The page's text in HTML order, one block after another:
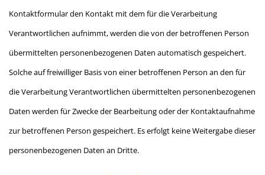
Kontaktformular den Kontakt mit dem für die Verarbeitung
Verantwortlichen aufnimmt, werden die von der betroffenen Person
übermittelten personenbezogenen Daten automatisch gespeichert.
Solche auf freiwilliger Basis von einer betroffenen Person an den für
die Verarbeitung Verantwortlichen übermittelten personenbezogenen
Daten werden für Zwecke der Bearbeitung oder der Kontaktaufnahme
zur betroffenen Person gespeichert. Es erfolgt keine Weitergabe dieser
personenbezogenen Daten an Dritte.